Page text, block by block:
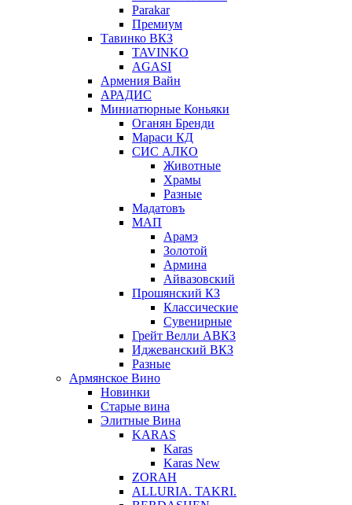
Parakar
Премиум
Тавинко ВКЗ
TAVINKO
AGASI
Армения Вайн
АРАДИС
Миниатюрные Коньяки
Оганян Бренди
Мараси КД
СИС АЛКО
Животные
Храмы
Разные
Мадатовъ
МАП
Арамэ
Золотой
Армина
Айвазовский
Прошянский КЗ
Классические
Сувенирные
Грейт Велли АВКЗ
Иджеванский ВКЗ
Разные
Армянское Вино
Новинки
Старые вина
Элитные Вина
KARAS
Karas
Karas New
ZORAH
ALLURIA. TAKRI.